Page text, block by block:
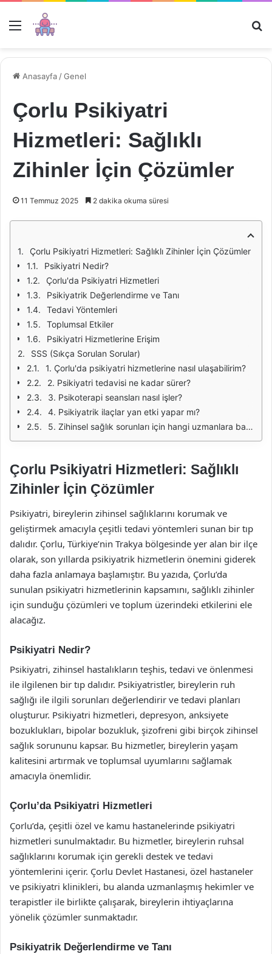
Menü
Anasayfa /Genel
Çorlu Psikiyatri
Hizmetleri: Sağlıklı
Zihinler İçin Çözümler
11 Temmuz 2025 2 dakika okuma süresi
Çorlu Psikiyatri Hizmetleri: Sağlıklı Zihinler İçin Çözümler
Psikiyatri Nedir?
Çorlu'da Psikiyatri Hizmetleri
Psikiyatrik Değerlendirme ve Tanı
Tedavi Yöntemleri
Toplumsal Etkiler
Psikiyatri Hizmetlerine Erişim
SSS (Sıkça Sorulan Sorular)
1. Çorlu'da psikiyatri hizmetlerine nasıl ulaşabilirim?
2. Psikiyatri tedavisi ne kadar sürer?
3. Psikoterapi seansları nasıl işler?
4. Psikiyatrik ilaçlar yan etki yapar mı?
5. Zihinsel sağlık sorunları için hangi uzmanlara başvurmalıyım?
Çorlu Psikiyatri Hizmetleri: Sağlıklı
Zihinler İçin Çözümler
Psikiyatri, bireylerin zihinsel sağlıklarını korumak ve
geliştirmek amacıyla çeşitli tedavi yöntemleri sunan bir tıp
dalıdır. Çorlu, Türkiye’nin Trakya bölgesinde yer alan bir ilçe
olarak, son yıllarda psikiyatrik hizmetlerin önemini giderek
daha fazla anlamaya başlamıştır. Bu yazıda, Çorlu’da
sunulan psikiyatri hizmetlerinin kapsamını, sağlıklı zihinler
için sunduğu çözümleri ve toplum üzerindeki etkilerini ele
alacağız.
Psikiyatri Nedir?
Psikiyatri, zihinsel hastalıkların teşhis, tedavi ve önlenmesi
ile ilgilenen bir tıp dalıdır. Psikiyatristler, bireylerin ruh
sağlığı ile ilgili sorunları değerlendirir ve tedavi planları
oluşturur. Psikiyatri hizmetleri, depresyon, anksiyete
bozuklukları, bipolar bozukluk, şizofreni gibi birçok zihinsel
sağlık sorununu kapsar. Bu hizmetler, bireylerin yaşam
kalitesini artırmak ve toplumsal uyumlarını sağlamak
amacıyla önemlidir.
Çorlu’da Psikiyatri Hizmetleri
Çorlu’da, çeşitli özel ve kamu hastanelerinde psikiyatri
hizmetleri sunulmaktadır. Bu hizmetler, bireylerin ruhsal
sağlıklarını korumak için gerekli destek ve tedavi
yöntemlerini içerir. Çorlu Devlet Hastanesi, özel hastaneler
ve psikiyatri klinikleri, bu alanda uzmanlaşmış hekimler ve
terapistler ile birlikte çalışarak, bireylerin ihtiyaçlarına
yönelik çözümler sunmaktadır.
Psikiyatrik Değerlendirme ve Tanı